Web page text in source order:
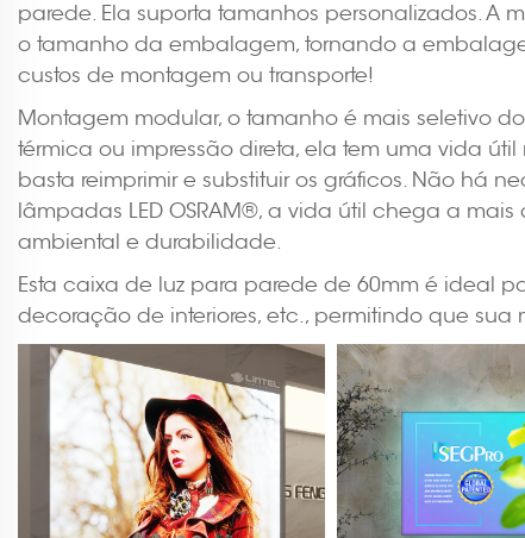
parede. Ela suporta tamanhos personalizados. A
o tamanho da embalagem, tornando a
custos de montagem ou transporte!
Montagem modular, o tamanho é mais seletivo
térmica ou impressão direta, ela tem uma vida
basta reimprimir e substituir os gráficos. Não há
lâmpadas LED OSRAM®, a vida útil chega a
ambiental e durabilidade.
Esta caixa de luz para parede de 60mm é ideal
decoração de interiores, etc., permitindo que